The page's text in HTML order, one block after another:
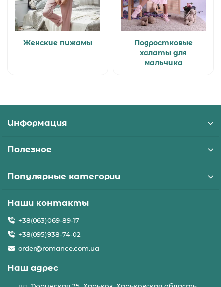
Женские пижамы
Подростковые
халаты для
мальчика
Информация
Полезное
Популярные категории
Наши контакты
+38(063)069-89-17
+38(095)938-74-02
order@romance.com.ua
Наш адрес